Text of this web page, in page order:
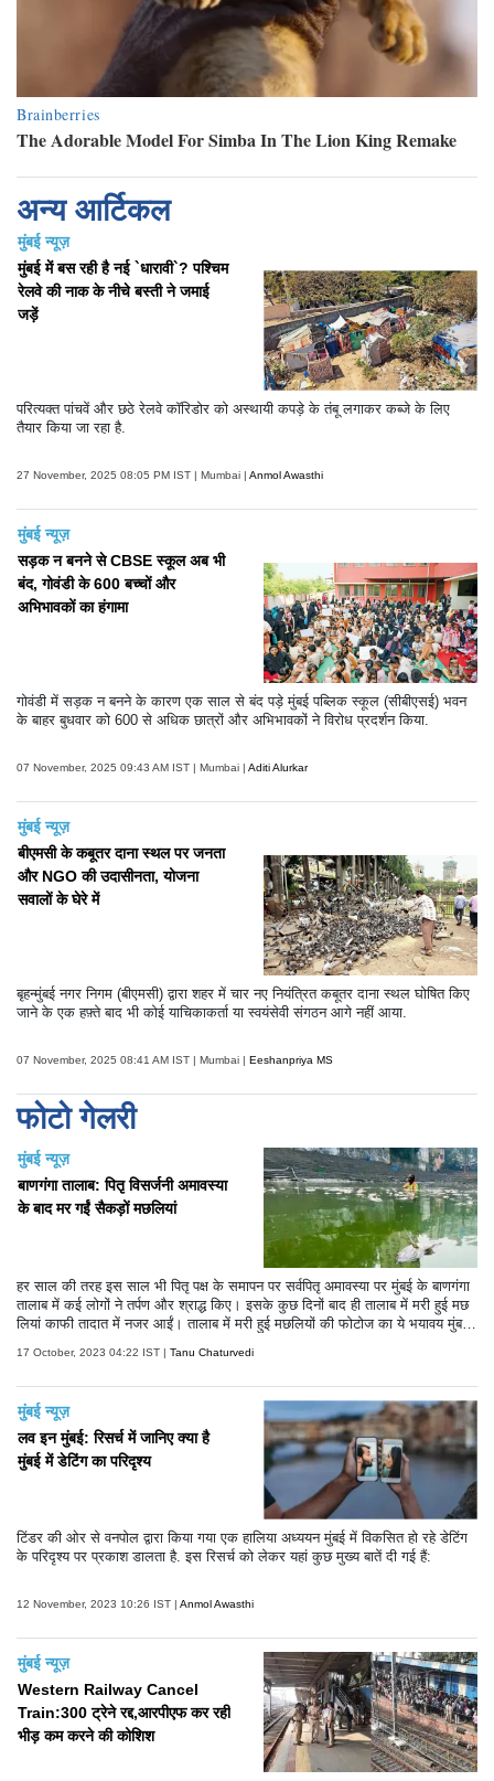
अन्य आर्टिकल
मुंबई न्यूज़
मुंबई में बस रही है नई `धारावी`? पश्चिम
रेलवे की नाक के नीचे बस्ती ने जमाई
जड़ें
परित्यक्त पांचवें और छठे रेलवे कॉरिडोर को अस्थायी कपड़े के तंबू लगाकर कब्जे के लिए
तैयार किया जा रहा है.
27 November, 2025 08:05 PM IST | Mumbai | Anmol Awasthi
मुंबई न्यूज़
सड़क न बनने से CBSE स्कूल अब भी
बंद, गोवंडी के 600 बच्चों और
अभिभावकों का हंगामा
गोवंडी में सड़क न बनने के कारण एक साल से बंद पड़े मुंबई पब्लिक स्कूल (सीबीएसई) भवन
के बाहर बुधवार को 600 से अधिक छात्रों और अभिभावकों ने विरोध प्रदर्शन किया.
07 November, 2025 09:43 AM IST | Mumbai | Aditi Alurkar
मुंबई न्यूज़
बीएमसी के कबूतर दाना स्थल पर जनता
और NGO की उदासीनता, योजना
सवालों के घेरे में
बृहन्मुंबई नगर निगम (बीएमसी) द्वारा शहर में चार नए नियंत्रित कबूतर दाना स्थल घोषित किए
जाने के एक हफ़्ते बाद भी कोई याचिकाकर्ता या स्वयंसेवी संगठन आगे नहीं आया.
07 November, 2025 08:41 AM IST | Mumbai | Eeshanpriya MS
फोटो गेलरी
मुंबई न्यूज़
बाणगंगा तालाब: पितृ विसर्जनी अमावस्या
के बाद मर गईं सैकड़ों मछलियां
हर साल की तरह इस साल भी पितृ पक्ष के समापन पर सर्वपितृ अमावस्या पर मुंबई के बाणगंगा
तालाब में कई लोगों ने तर्पण और श्राद्ध किए। इसके कुछ दिनों बाद ही तालाब में मरी हुई मछ
लियां काफी तादात में नजर आईं। तालाब में मरी हुई मछलियों की फोटोज का ये भयावय मुंबई
17 October, 2023 04:22 IST | Tanu Chaturvedi
मुंबई न्यूज़
लव इन मुंबई: रिसर्च में जानिए क्या है
मुंबई में डेटिंग का परिदृश्य
टिंडर की ओर से वनपोल द्वारा किया गया एक हालिया अध्ययन मुंबई में विकसित हो रहे डेटिंग
के परिदृश्य पर प्रकाश डालता है. इस रिसर्च को लेकर यहां कुछ मुख्य बातें दी गई हैं:
12 November, 2023 10:26 IST | Anmol Awasthi
मुंबई न्यूज़
Western Railway Cancel
Train:300 ट्रेने रद्द,आरपीएफ कर रही
भीड़ कम करने की कोशिश